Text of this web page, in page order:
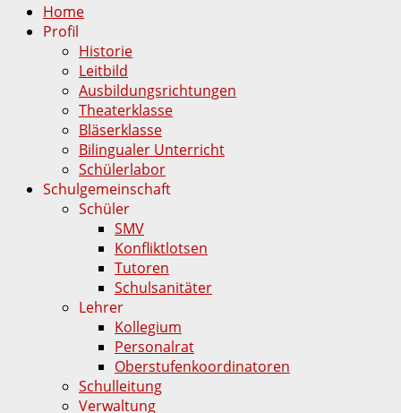
Home
Profil
Historie
Leitbild
Ausbildungsrichtungen
Theaterklasse
Bläserklasse
Bilingualer Unterricht
Schülerlabor
Schulgemeinschaft
Schüler
SMV
Konfliktlotsen
Tutoren
Schulsanitäter
Lehrer
Kollegium
Personalrat
Oberstufenkoordinatoren
Schulleitung
Verwaltung